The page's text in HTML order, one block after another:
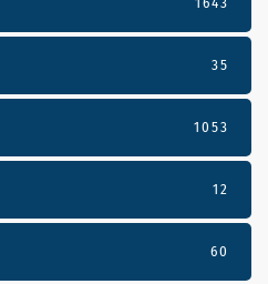
35
1053
12
60